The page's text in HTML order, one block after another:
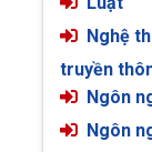
Nghệ
truyền
Ngôn
Ngôn